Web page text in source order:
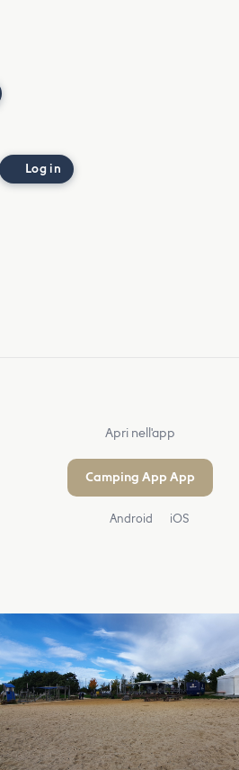
Log in
Apri nell'app
Camping App App
Android iOS